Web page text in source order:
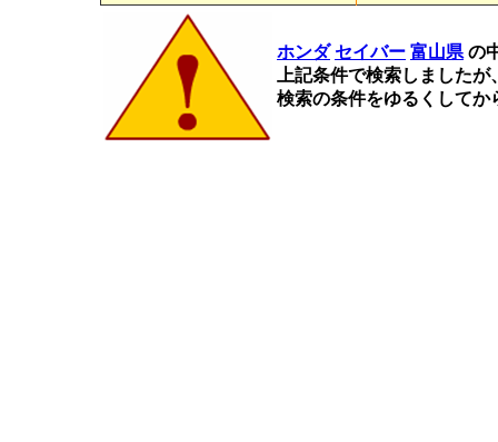
ホンダ セイバー 富山県 の
上記条件で検索しました
検索の条件をゆるくして